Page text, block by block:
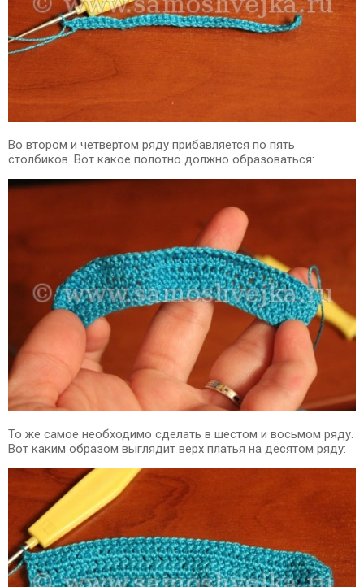
Во втором и четвертом ряду прибавляется по пять
столбиков. Вот какое полотно должно образоваться:
То же самое необходимо сделать в шестом и восьмом ряду.
Вот каким образом выглядит верх платья на десятом ряду: